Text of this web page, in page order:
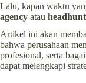
Lalu, kapan waktu
agency atau
Artikel ini akan
bahwa perusahaan
profesional, serta
dapat melengkapi